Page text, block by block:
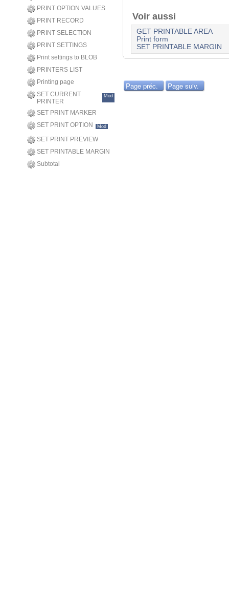
PRINT OPTION VALUES
PRINT RECORD
PRINT SELECTION
PRINT SETTINGS
Print settings to BLOB
PRINTERS LIST
Printing page
SET CURRENT
PRINTER
Mod
SET PRINT MARKER
SET PRINT OPTION
Mod
SET PRINT PREVIEW
SET PRINTABLE MARGIN
Subtotal
Voir aussi
GET PRINTABLE AREA
Print form
SET PRINTABLE MARGIN
Page préc. Page suiv.